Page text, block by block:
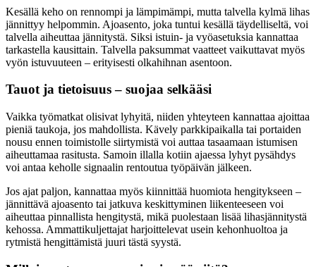
Kesällä keho on rennompi ja lämpimämpi, mutta talvella kylmä lihas
jännittyy helpommin. Ajoasento, joka tuntui kesällä täydelliseltä, voi
talvella aiheuttaa jännitystä. Siksi istuin- ja vyöasetuksia kannattaa
tarkastella kausittain. Talvella paksummat vaatteet vaikuttavat myös
vyön istuvuuteen – erityisesti olkahihnan asentoon.
Tauot ja tietoisuus – suojaa selkääsi
Vaikka työmatkat olisivat lyhyitä, niiden yhteyteen kannattaa ajoittaa
pieniä taukoja, jos mahdollista. Kävely parkkipaikalla tai portaiden
nousu ennen toimistolle siirtymistä voi auttaa tasaamaan istumisen
aiheuttamaa rasitusta. Samoin illalla kotiin ajaessa lyhyt pysähdys
voi antaa keholle signaalin rentoutua työpäivän jälkeen.
Jos ajat paljon, kannattaa myös kiinnittää huomiota hengitykseen –
jännittävä ajoasento tai jatkuva keskittyminen liikenteeseen voi
aiheuttaa pinnallista hengitystä, mikä puolestaan lisää lihasjännitystä
kehossa. Ammattikuljettajat harjoittelevat usein kehonhuoltoa ja
rytmistä hengittämistä juuri tästä syystä.